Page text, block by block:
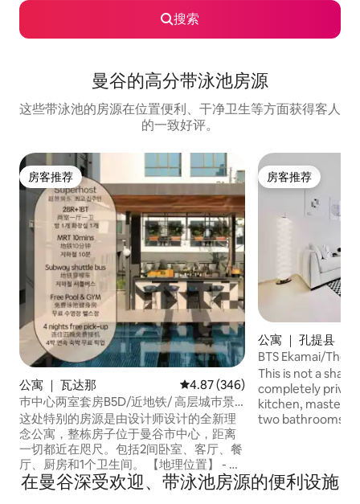
搜索
曼谷的高分带泳池房源
这些带泳池的房源在位置便利、干净卫生等方面获得客人
的一致好评。
房客推荐
房客推荐
公寓 ｜ 瓦达那 平均评分 4.87 分（满分 5 分），
4.87 (346)
巿中心两室套房B5D/近地铁/ 高层城巿景
观/暹罗商圈/免费送站/泳池&健身/高空酒
吧/四晚赠接机
这处特别的房源是由设计师设计的全新理
念公寓，整栋房子位于曼谷市中心，距离
一切都近在咫尺。包括2间卧室、客厅、餐
厅、厨房和1个卫生间。 【地理位置】 - 交
通便利：素坤逸核心区，距离鹏蓬地铁站
步行980米，步行10分钟即可到达 - 四面佛
房客推荐
房客推荐
公寓 ｜ 孔提县
BTS Ekamai/
顶泳池
This is not a
completely
kitchen, master
two bathrooms
from 6am to
在曼谷深受欢迎、带泳池房源的便利设施